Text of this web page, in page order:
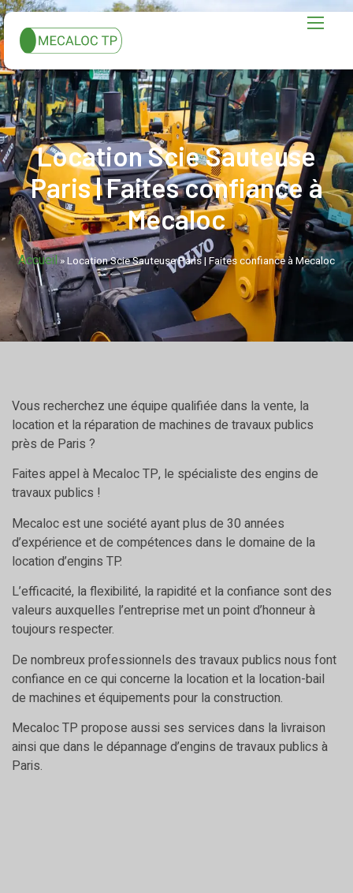
Location Scie Sauteuse
Paris | Faites confiance à
Mecaloc
Accueil»Location Scie Sauteuse Paris | Faites confiance à Mecaloc
Vous recherchez une équipe qualifiée dans la vente, la
location et la réparation de machines de travaux publics
près de Paris ?
Faites appel à Mecaloc TP, le spécialiste des engins de
travaux publics !
Mecaloc est une société ayant plus de 30 années
d’expérience et de compétences dans le domaine de la
location d’engins TP.
L’efficacité, la flexibilité, la rapidité et la confiance sont des
valeurs auxquelles l’entreprise met un point d’honneur à
toujours respecter.
De nombreux professionnels des travaux publics nous font
confiance en ce qui concerne la location et la location-bail
de machines et équipements pour la construction.
Mecaloc TP propose aussi ses services dans la livraison
ainsi que dans le dépannage d’engins de travaux publics à
Paris.